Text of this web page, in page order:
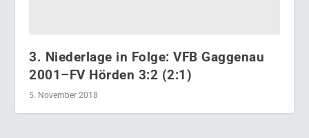
3. Niederlage in Folge: VFB Gaggenau
2001–FV Hörden 3:2 (2:1)
5. November 2018